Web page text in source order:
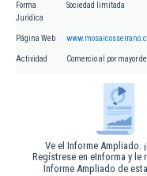
Forma
Jurídica
Sociedad limitada
Página Web
Actividad Comercio al por mayor
Ve el Informe Ampliado.
Regístrese en eInforma y le
Informe Ampliado de